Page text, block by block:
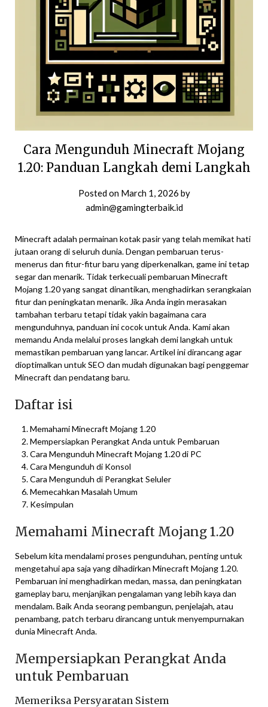
Cara Mengunduh Minecraft Mojang
1.20: Panduan Langkah demi Langkah
Posted on March 1, 2026 by
admin@gamingterbaik.id
Minecraft adalah permainan kotak pasir yang telah memikat hati
jutaan orang di seluruh dunia. Dengan pembaruan terus-
menerus dan fitur-fitur baru yang diperkenalkan, game ini tetap
segar dan menarik. Tidak terkecuali pembaruan Minecraft
Mojang 1.20 yang sangat dinantikan, menghadirkan serangkaian
fitur dan peningkatan menarik. Jika Anda ingin merasakan
tambahan terbaru tetapi tidak yakin bagaimana cara
mengunduhnya, panduan ini cocok untuk Anda. Kami akan
memandu Anda melalui proses langkah demi langkah untuk
memastikan pembaruan yang lancar. Artikel ini dirancang agar
dioptimalkan untuk SEO dan mudah digunakan bagi penggemar
Minecraft dan pendatang baru.
Daftar isi
Memahami Minecraft Mojang 1.20
Mempersiapkan Perangkat Anda untuk Pembaruan
Cara Mengunduh Minecraft Mojang 1.20 di PC
Cara Mengunduh di Konsol
Cara Mengunduh di Perangkat Seluler
Memecahkan Masalah Umum
Kesimpulan
Memahami Minecraft Mojang 1.20
Sebelum kita mendalami proses pengunduhan, penting untuk
mengetahui apa saja yang dihadirkan Minecraft Mojang 1.20.
Pembaruan ini menghadirkan medan, massa, dan peningkatan
gameplay baru, menjanjikan pengalaman yang lebih kaya dan
mendalam. Baik Anda seorang pembangun, penjelajah, atau
penambang, patch terbaru dirancang untuk menyempurnakan
dunia Minecraft Anda.
Mempersiapkan Perangkat Anda
untuk Pembaruan
Memeriksa Persyaratan Sistem